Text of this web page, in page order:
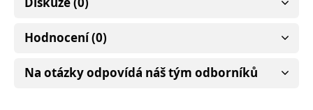
Hodnocení (0)
Na otázky odpovídá náš tým odborníků